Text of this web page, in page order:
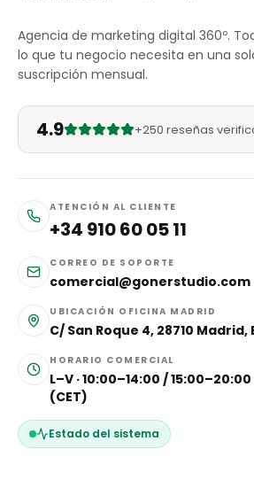
Agencia de marketing digital 360º.
lo que tu negocio necesita en una
suscripción mensual.
4.9 +250 reseñas
ATENCIÓN AL CLIENTE
+34 910 60 05 11
CORREO DE SOPORTE
comercial@gonerstudio.com
UBICACIÓN OFICINA MADRID
C/ San Roque 4, 28710 Madrid,
HORARIO COMERCIAL
L–V · 10:00–14:00 / 15:00–20:00
(CET)
Estado del sistema